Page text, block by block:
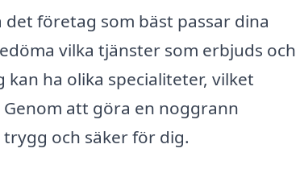
företag som bäst passar dina
vilka tjänster som erbjuds och
ha olika specialiteter, vilket
att göra en noggrann
och säker för dig.